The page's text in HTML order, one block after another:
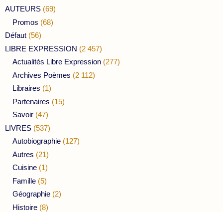
AUTEURS (69)
Promos (68)
Défaut (56)
LIBRE EXPRESSION (2 457)
Actualités Libre Expression (277)
Archives Poèmes (2 112)
Libraires (1)
Partenaires (15)
Savoir (47)
LIVRES (537)
Autobiographie (127)
Autres (21)
Cuisine (1)
Famille (5)
Géographie (2)
Histoire (8)